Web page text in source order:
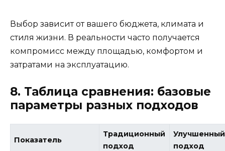
Выбор зависит от вашего бюджета, климата и
стиля жизни. В реальности часто получается
компромисс между площадью, комфортом и
затратами на эксплуатацию.
8. Таблица сравнения: базовые
параметры разных подходов
Показатель
Традиционный
подход
Улучшенный
подход